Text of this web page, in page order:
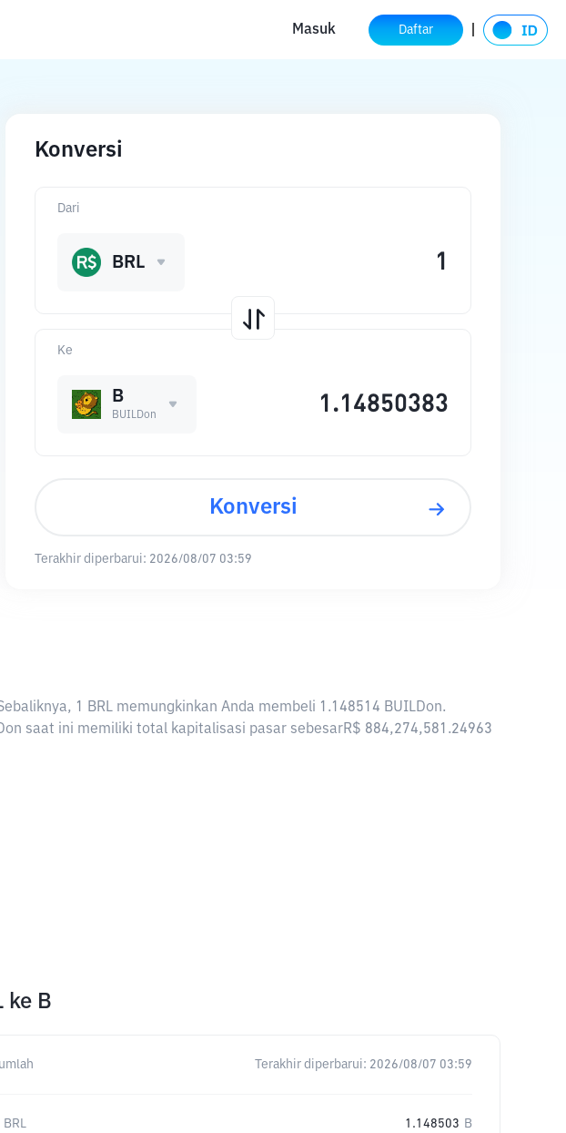
Masuk Daftar
Konversi
Ke
B
BUILDon
Dari
BRL
Konversi
Terakhir diperbarui: 2026/08/07 03:59
1 BRL memungkinkan Anda membeli 1.148514 BUILDon.
saat ini memiliki total kapitalisasi pasar sebesarR$ 884,274,581.24963
ke B
Terakhir diperbarui: 2026/08/07 03:59
BRL 1.148503 B